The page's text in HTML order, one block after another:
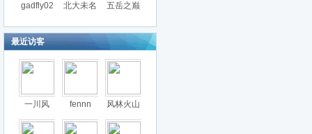
gadfly02 北大未名 五岳之巅
最近访客
一川风 fennn 风林火山